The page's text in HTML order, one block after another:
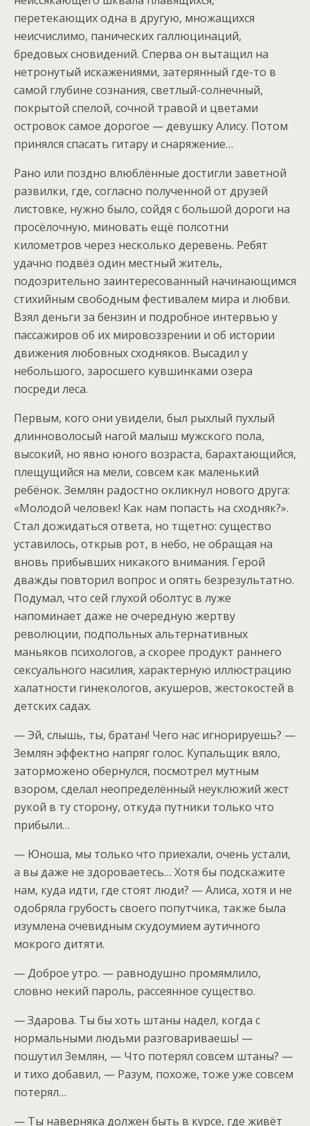
перетекающих одна в другую, множащихся
неисчислимо, панических галлюцинаций,
бредовых сновидений. Сперва он вытащил на
нетронутый искажениями, затерянный где-то в
самой глубине сознания, светлый-солнечный,
покрытой спелой, сочной травой и цветами
островок самое дорогое — девушку Алису. Потом
принялся спасать гитару и снаряжение…
Рано или поздно влюблённые достигли заветной
развилки, где, согласно полученной от друзей
листовке, нужно было, сойдя с большой дороги на
просёлочную, миновать ещё полсотни
километров через несколько деревень. Ребят
удачно подвёз один местный житель,
подозрительно заинтересованный начинающимся
стихийным свободным фестивалем мира и любви.
Взял деньги за бензин и подробное интервью у
пассажиров об их мировоззрении и об истории
движения любовных сходняков. Высадил у
небольшого, заросшего кувшинками озера
посреди леса.
Первым, кого они увидели, был рыхлый пухлый
длинноволосый нагой малыш мужского пола,
высокий, но явно юного возраста, барахтающийся,
плещущийся на мели, совсем как маленький
ребёнок. Землян радостно окликнул нового друга:
«Молодой человек! Как нам попасть на сходняк?».
Стал дожидаться ответа, но тщетно: существо
уставилось, открыв рот, в небо, не обращая на
вновь прибывших никакого внимания. Герой
дважды повторил вопрос и опять безрезультатно.
Подумал, что сей глухой оболтус в луже
напоминает даже не очередную жертву
революции, подпольных альтернативных
маньяков психологов, а скорее продукт раннего
сексуального насилия, характерную иллюстрацию
халатности гинекологов, акушеров, жестокостей в
детских садах.
— Эй, слышь, ты, братан! Чего нас игнорируешь? —
Землян эффектно напряг голос. Купальщик вяло,
заторможено обернулся, посмотрел мутным
взором, сделал неопределённый неуклюжий жест
рукой в ту сторону, откуда путники только что
прибыли…
— Юноша, мы только что приехали, очень устали,
а вы даже не здороваетесь… Хотя бы подскажите
нам, куда идти, где стоят люди? — Алиса, хотя и не
одобряла грубость своего попутчика, также была
изумлена очевидным скудоумием аутичного
мокрого дитяти.
— Доброе утро. — равнодушно промямлило,
словно некий пароль, рассеянное существо.
— Здарова. Ты бы хоть штаны надел, когда с
нормальными людьми разговариваешь! —
пошутил Землян, — Что потерял совсем штаны? —
и тихо добавил, — Разум, похоже, тоже уже совсем
потерял…
— Ты наверняка должен быть в курсе, где живёт